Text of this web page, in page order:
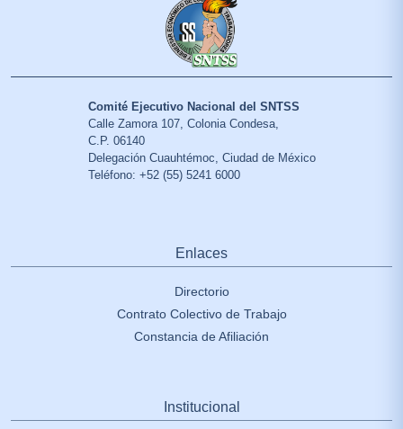
Comité Ejecutivo Nacional del SNTSS
Calle Zamora 107, Colonia Condesa,
C.P. 06140
Delegación Cuauhtémoc, Ciudad de México
Teléfono: +52 (55) 5241 6000
Enlaces
Directorio
Contrato Colectivo de Trabajo
Constancia de Afiliación
Institucional